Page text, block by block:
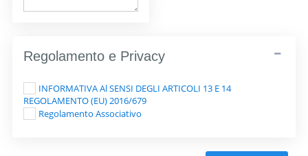
Regolamento e Privacy
INFORMATIVA Al SENSI DEGLI ARTICOLI 13 E 14
REGOLAMENTO (EU) 2016/679
Regolamento Associativo